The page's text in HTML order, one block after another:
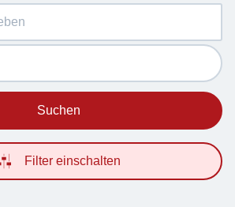
Suchen
Filter einschalten